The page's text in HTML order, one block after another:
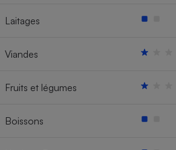
Laitages
Viandes
Fruits et légumes
Boissons